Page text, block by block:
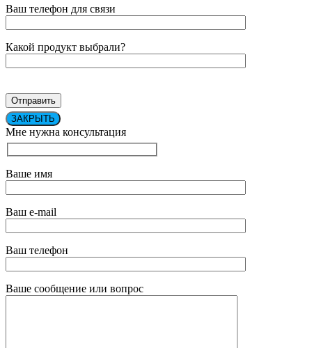
Ваш телефон для связи
Какой продукт выбрали?
ЗАКРЫТЬ
Мне нужна консультация
Ваше имя
Ваш e-mail
Ваш телефон
Ваше сообщение или вопрос